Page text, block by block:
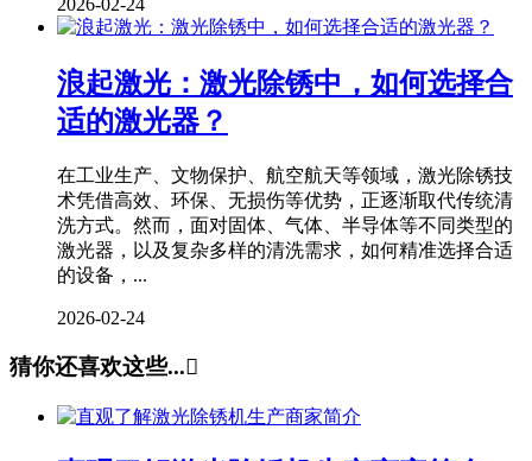
2026-02-24
浪起激光：激光除锈中，如何选择合
适的激光器？
在工业生产、文物保护、航空航天等领域，激光除锈技
术凭借高效、环保、无损伤等优势，正逐渐取代传统清
洗方式。然而，面对固体、气体、半导体等不同类型的
激光器，以及复杂多样的清洗需求，如何精准选择合适
的设备，...
2026-02-24
猜你还喜欢这些...